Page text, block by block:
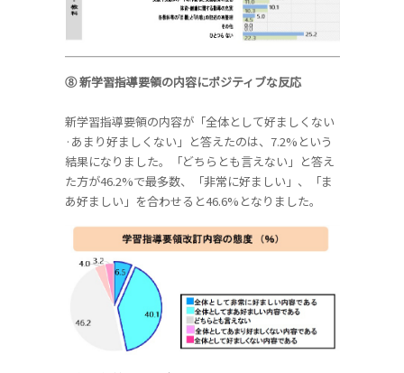
⑧ 新学習指導要領の内容にポジティブな反応
新学習指導要領の内容が「全体として好ましくない
·あまり好ましくない」と答えたのは、7.2%という
結果になりました。「どちらとも言えない」と答え
た方が46.2%で最多数、「非常に好ましい」、「ま
あ好ましい」を合わせると46.6%となりました。